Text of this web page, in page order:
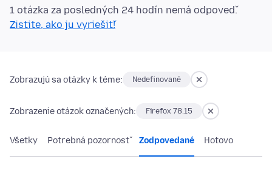
1 otázka za posledných 24 hodín nemá odpoveď.
Zistite, ako ju vyriešiť!
Zobrazujú sa otázky k téme: Nedefinované
Zobrazenie otázok označených: Firefox 78.15
Všetky Potrebná pozornosť Zodpovedané Hotovo